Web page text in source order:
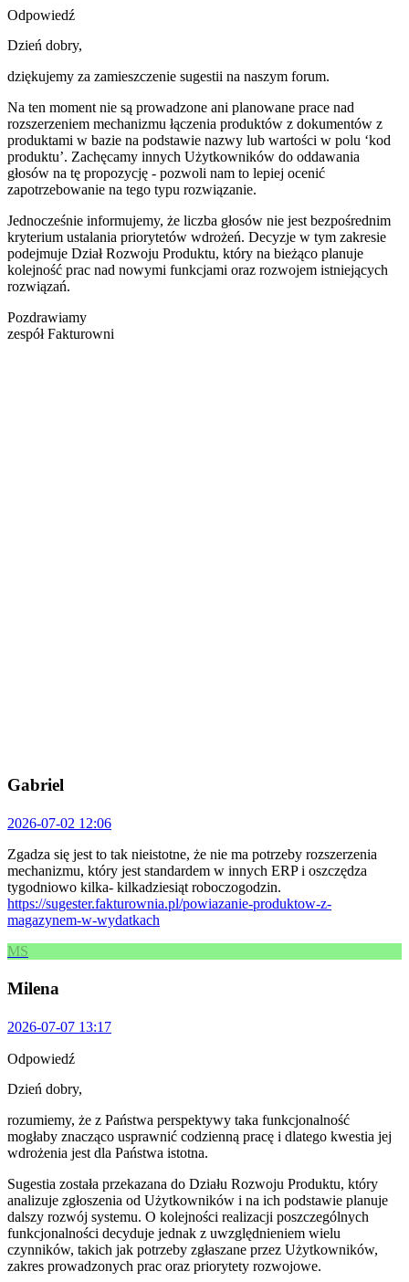
Odpowiedź
Dzień dobry,
dziękujemy za zamieszczenie sugestii na naszym forum.
Na ten moment nie są prowadzone ani planowane prace nad
rozszerzeniem mechanizmu łączenia produktów z dokumentów z
produktami w bazie na podstawie nazwy lub wartości w polu ‘kod
produktu’. Zachęcamy innych Użytkowników do oddawania
głosów na tę propozycję - pozwoli nam to lepiej ocenić
zapotrzebowanie na tego typu rozwiązanie.
Jednocześnie informujemy, że liczba głosów nie jest bezpośrednim
kryterium ustalania priorytetów wdrożeń. Decyzje w tym zakresie
podejmuje Dział Rozwoju Produktu, który na bieżąco planuje
kolejność prac nad nowymi funkcjami oraz rozwojem istniejących
rozwiązań.
Pozdrawiamy
zespół Fakturowni
Gabriel
2026-07-02 12:06
Zgadza się jest to tak nieistotne, że nie ma potrzeby rozszerzenia
mechanizmu, który jest standardem w innych ERP i oszczędza
tygodniowo kilka- kilkadziesiąt roboczogodzin.
https://sugester.fakturownia.pl/powiazanie-produktow-z-
magazynem-w-wydatkach
MS
Milena
2026-07-07 13:17
Odpowiedź
Dzień dobry,
rozumiemy, że z Państwa perspektywy taka funkcjonalność
mogłaby znacząco usprawnić codzienną pracę i dlatego kwestia jej
wdrożenia jest dla Państwa istotna.
Sugestia została przekazana do Działu Rozwoju Produktu, który
analizuje zgłoszenia od Użytkowników i na ich podstawie planuje
dalszy rozwój systemu. O kolejności realizacji poszczególnych
funkcjonalności decyduje jednak z uwzględnieniem wielu
czynników, takich jak potrzeby zgłaszane przez Użytkowników,
zakres prowadzonych prac oraz priorytety rozwojowe.